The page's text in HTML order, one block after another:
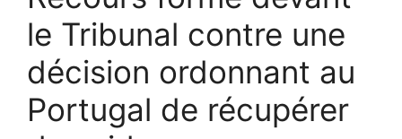
le Tribunal contre une
décision ordonnant au
Portugal de récupérer